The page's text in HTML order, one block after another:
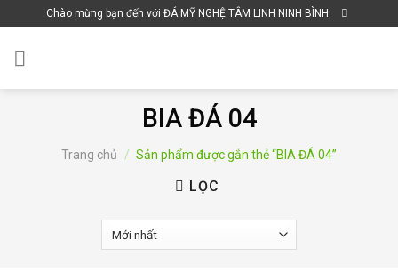
to
content
Chào mừng bạn đến với ĐÁ MỸ NGHỆ TÂM LINH NINH BÌNH
BIA ĐÁ 04
Trang chủ / Sản phẩm được gắn thẻ “BIA ĐÁ 04”
LỌC